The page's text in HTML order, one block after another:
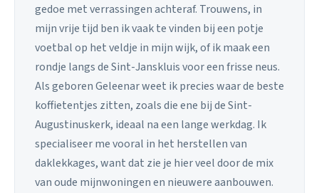
gedoe met verrassingen achteraf. Trouwens, in
mijn vrije tijd ben ik vaak te vinden bij een potje
voetbal op het veldje in mijn wijk, of ik maak een
rondje langs de Sint-Janskluis voor een frisse neus.
Als geboren Geleenar weet ik precies waar de beste
koffietentjes zitten, zoals die ene bij de Sint-
Augustinuskerk, ideaal na een lange werkdag. Ik
specialiseer me vooral in het herstellen van
daklekkages, want dat zie je hier veel door de mix
van oude mijnwoningen en nieuwere aanbouwen.